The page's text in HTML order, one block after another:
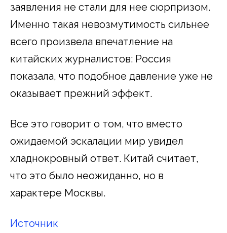
заявления не стали для нее сюрпризом.
Именно такая невозмутимость сильнее
всего произвела впечатление на
китайских журналистов: Россия
показала, что подобное давление уже не
оказывает прежний эффект.
Все это говорит о том, что вместо
ожидаемой эскалации мир увидел
хладнокровный ответ. Китай считает,
что это было неожиданно, но в
характере Москвы.
Источник